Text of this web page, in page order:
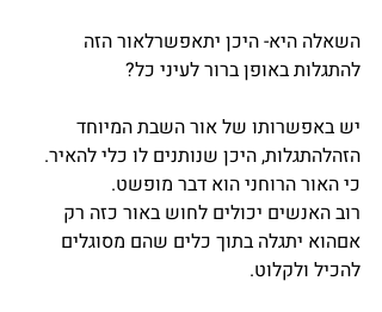
השאלה היא- היכן יתאפשרלאור הזה
להתגלות באופן ברור לעיני כל?
יש באפשרותו של אור השבת המיוחד
הזהלהתגלות, היכן שנותנים לו כלי להאיר.
כי האור הרוחני הוא דבר מופשט.
רוב האנשים יכולים לחוש באור כזה רק
אםהוא יתגלה בתוך כלים שהם מסוגלים
להכיל ולקלוט.